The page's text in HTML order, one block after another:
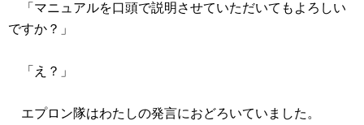
「マニュアルを口頭で説明させていただいてもよろしい
ですか？」
「え？」
エプロン隊はわたしの発言におどろいていました。